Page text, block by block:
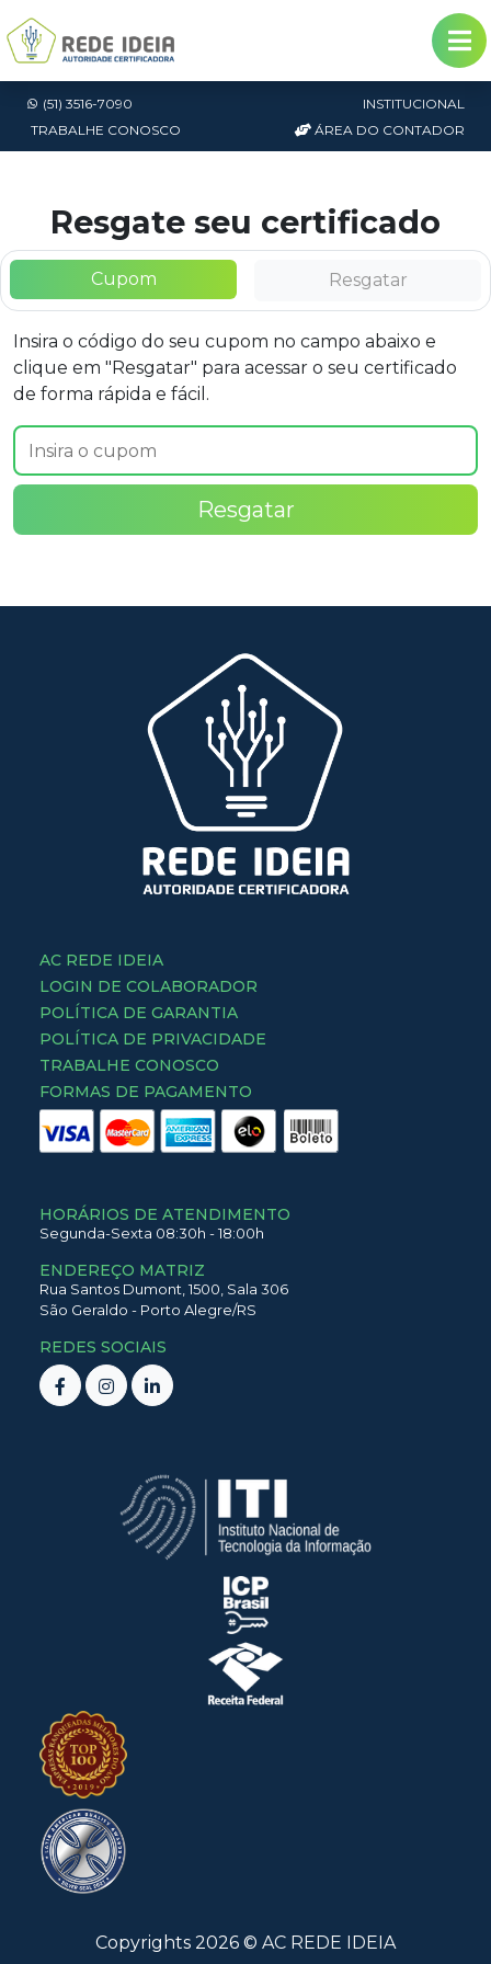
(51) 3516-7090
INSTITUCIONAL
TRABALHE CONOSCO
ÁREA DO CONTADOR
Resgate seu certificado
Cupom Resgatar
Insira o código do seu cupom no campo abaixo e
clique em "Resgatar" para acessar o seu certificado
de forma rápida e fácil.
Resgatar
AC REDE IDEIA
LOGIN DE COLABORADOR
POLÍTICA DE GARANTIA
POLÍTICA DE PRIVACIDADE
TRABALHE CONOSCO
FORMAS DE PAGAMENTO
HORÁRIOS DE ATENDIMENTO
Segunda-Sexta 08:30h - 18:00h
ENDEREÇO MATRIZ
Rua Santos Dumont,1500, Sala 306
São Geraldo - Porto Alegre/RS
REDES SOCIAIS
Copyrights 2026 © AC REDE IDEIA